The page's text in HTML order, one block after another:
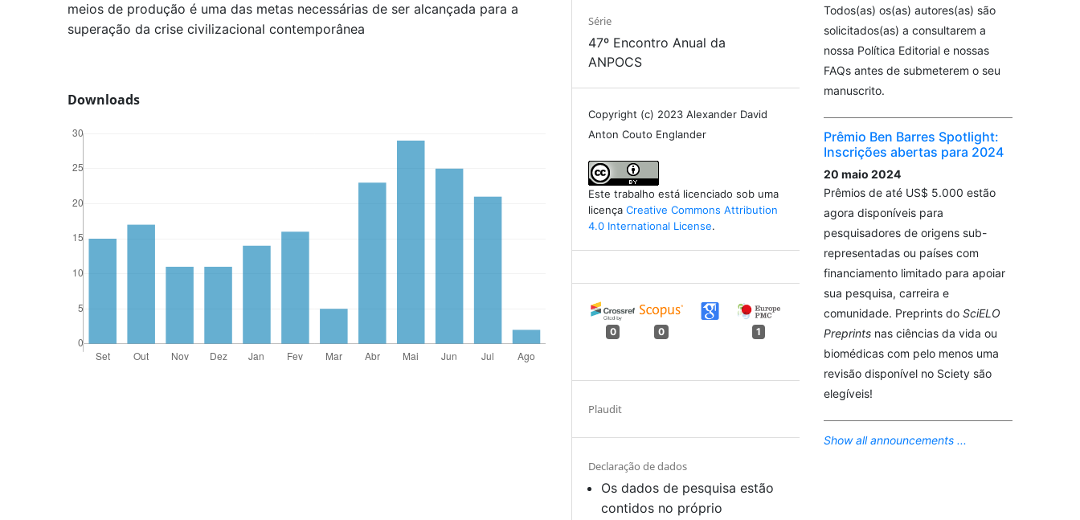
meios de produção é uma das metas necessárias de ser alcançada para a
superação da crise civilizacional contemporânea
Downloads
Série
47º Encontro Anual da
ANPOCS
Copyright (c) 2023 Alexander David
Anton Couto Englander
Este trabalho está licenciado sob uma
licençaCreative Commons Attribution
4.0 International License.
0 0 1
Plaudit
Declaração de dados
Os dados de pesquisa estão
contidos no próprio
Todos(as) os(as) autores(as) são
solicitados(as) a consultarem a
nossa Política Editorial e nossas
FAQs antes de submeterem o seu
manuscrito.
Prêmio Ben Barres Spotlight:
Inscrições abertas para 2024
20 maio 2024
Prêmios de até US$ 5.000 estão
agora disponíveis para
pesquisadores de origens sub-
representadas ou países com
financiamento limitado para apoiar
sua pesquisa, carreira e
comunidade. Preprints do SciELO
Preprintsnas ciências da vida ou
biomédicas com pelo menos uma
revisão disponível no Sciety são
elegíveis!
Show all announcements ...